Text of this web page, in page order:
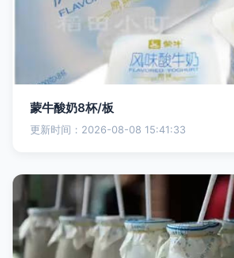
蒙牛酸奶8杯/板
更新时间：2026-08-08 15:41:33